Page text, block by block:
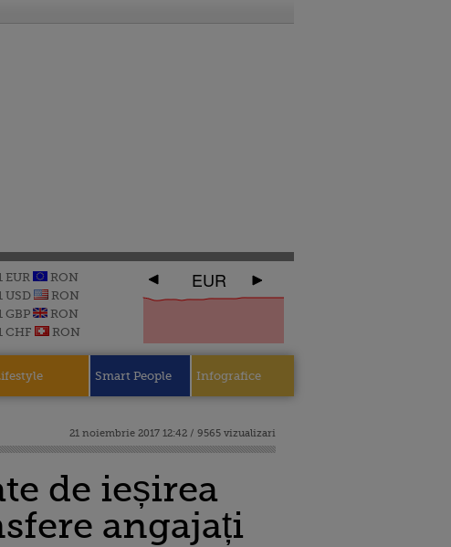
EUR
RON
USD
RON
GBP
RON
CHF
RON
EUR
Smart People Infografice
21 noiembrie 2017 12:42 / 9565 vizualizari
de ieșirea
angajați